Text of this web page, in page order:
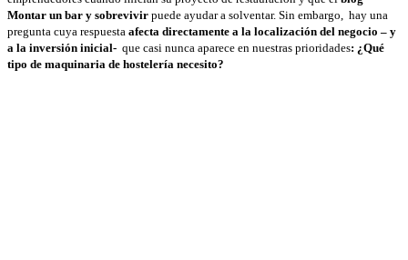
Montar un bar y sobrevivir puede ayudar a solventar. Sin embargo, hay una
pregunta cuya respuesta afecta directamente a la localización del negocio – y
a la inversión inicial- que casi nunca aparece en nuestras prioridades: ¿Qué
tipo de maquinaria de hostelería necesito?